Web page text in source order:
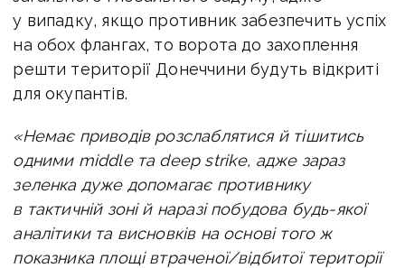
у випадку, якщо противник забезпечить успіх
на обох флангах, то ворота до захоплення
решти території Донеччини будуть відкриті
для окупантів.
«Немає приводів розслаблятися й тішитись
одними middle та deep strike, адже зараз
зеленка дуже допомагає противнику
в тактичній зоні й наразі побудова будь-якої
аналітики та висновків на основі того ж
показника площі втраченої/відбитої території